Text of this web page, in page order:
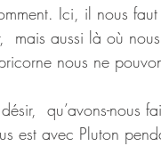
Ici, il nous
mais aussi là où
nous ne
qu’avons-nous
est avec Pluton